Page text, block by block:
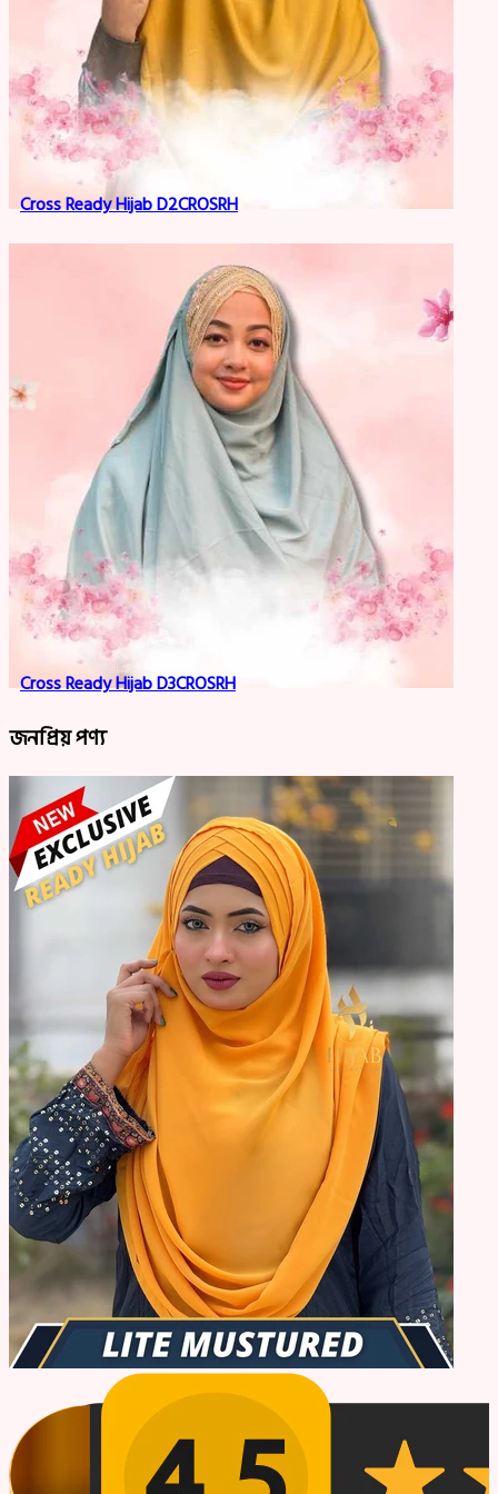
Cross Ready Hijab D2CROSRH
Cross Ready Hijab D3CROSRH
জনপ্রিয় পণ্য